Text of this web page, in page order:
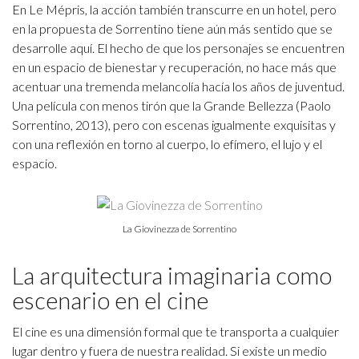
En Le Mépris, la acción también transcurre en un hotel, pero
en la propuesta de Sorrentino tiene aún más sentido que se
desarrolle aquí. El hecho de que los personajes se encuentren
en un espacio de bienestar y recuperación, no hace más que
acentuar una tremenda melancolía hacía los años de juventud.
Una película con menos tirón que la Grande Bellezza (Paolo
Sorrentino, 2013), pero con escenas igualmente exquisitas y
con una reflexión en torno al cuerpo, lo efímero, el lujo y el
espacio.
La Giovinezza de Sorrentino
La arquitectura imaginaria como
escenario en el cine
El cine es una dimensión formal que te transporta a cualquier
lugar dentro y fuera de nuestra realidad. Si existe un medio